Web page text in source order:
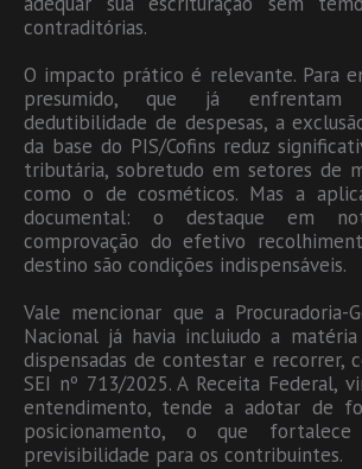
contraditórias.
O impacto prático é relevante. Para
presumido, que já enfrentam
dedutibilidade de despesas, a
da base do PIS/Cofins reduz
tributária, sobretudo em setores de
como o de cosméticos. Mas a
documental: o destaque em
comprovação do efetivo
destino são condições indispensáveis.
Vale mencionar que a Procuradoria-
Nacional já havia incluiudo a
dispensadas de contestar e recorrer,
SEI nº 713/2025. A Receita Federal,
entendimento, tende a adotar de
posicionamento, o que
previsibilidade para os contribuintes.